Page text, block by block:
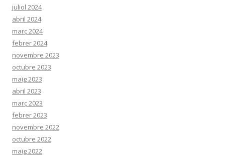
juliol 2024
abril 2024
març 2024
febrer 2024
novembre 2023
octubre 2023
maig 2023
abril 2023
març 2023
febrer 2023
novembre 2022
octubre 2022
maig 2022